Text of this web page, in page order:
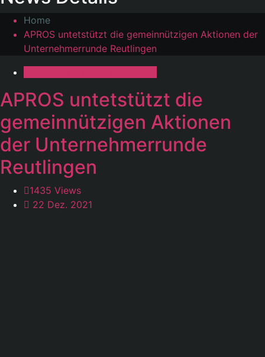
Home
APROS untetstützt die gemeinnützigen Aktionen der
Unternehmerrunde Reutlingen
APROS untetstützt die
gemeinnützigen Aktionen
der Unternehmerrunde
Reutlingen
1435 Views
22 Dez. 2021